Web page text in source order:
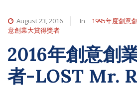
August 23, 2016 In 1995年度創意
意創業大賞得獎者
2016年創意創
者-LOST Mr.